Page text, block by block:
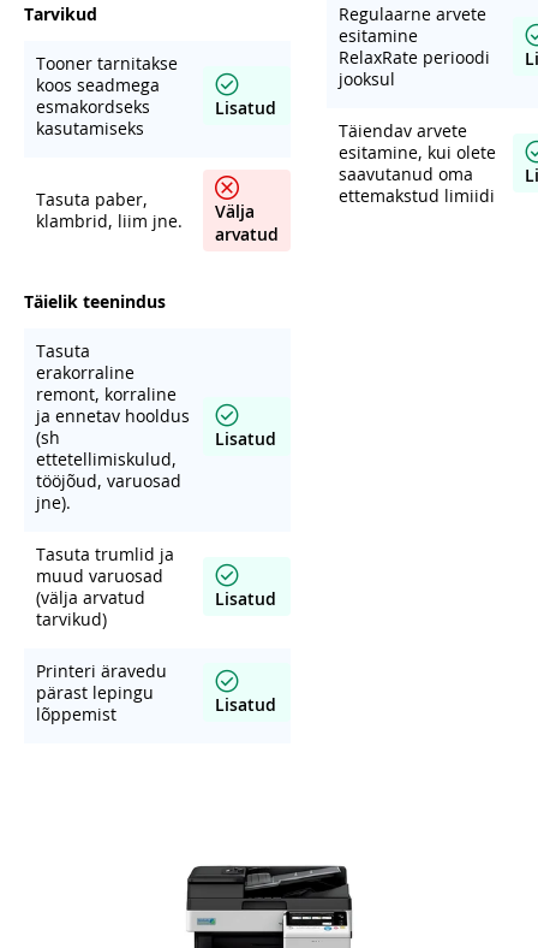
Tarvikud
Tooner tarnitakse
koos seadmega
esmakordseks
kasutamiseks
Lisatud
Tasuta paber,
klambrid, liim jne.
Välja
arvatud
Täielik teenindus
Tasuta
erakorraline
remont, korraline
ja ennetav hooldus
(sh
ettetellimiskulud,
tööjõud, varuosad
jne).
Lisatud
Tasuta trumlid ja
muud varuosad
(välja arvatud
tarvikud)
Lisatud
Printeri äravedu
pärast lepingu
lõppemist
Lisatud
Regulaarne arvete
esitamine
RelaxRate perioodi
jooksul
Täiendav arvete
esitamine, kui olete
saavutanud oma
ettemakstud limiidi